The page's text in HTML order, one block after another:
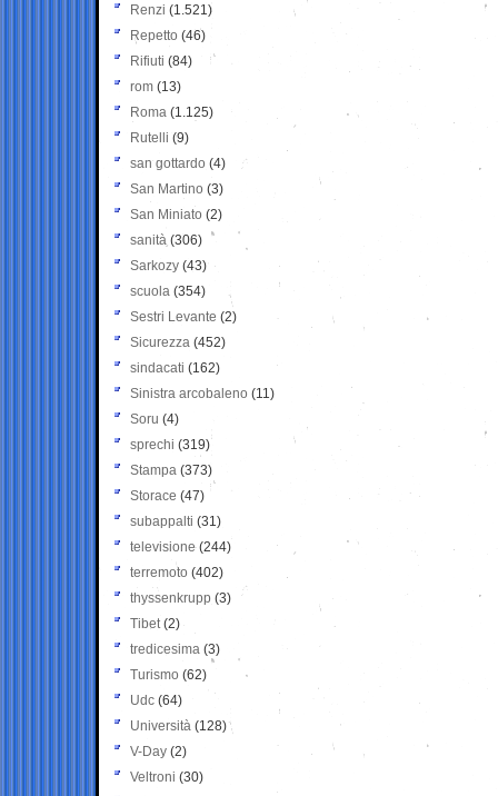
Renzi (1.521)
Repetto (46)
Rifiuti (84)
rom (13)
Roma (1.125)
Rutelli (9)
san gottardo (4)
San Martino (3)
San Miniato (2)
sanità (306)
Sarkozy (43)
scuola (354)
Sestri Levante (2)
Sicurezza (452)
sindacati (162)
Sinistra arcobaleno (11)
Soru (4)
sprechi (319)
Stampa (373)
Storace (47)
subappalti (31)
televisione(244)
terremoto (402)
thyssenkrupp (3)
Tibet(2)
tredicesima (3)
Turismo (62)
Udc (64)
Università (128)
V-Day (2)
Veltroni (30)